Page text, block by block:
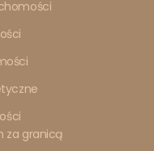
za granicą